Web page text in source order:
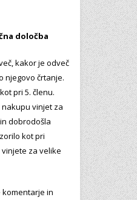
določba
kakor je odveč
njegovo črtanje.
pri 5. členu.
nakupu vinjet za
dobrodošla
kot pri
za velike
komentarje in